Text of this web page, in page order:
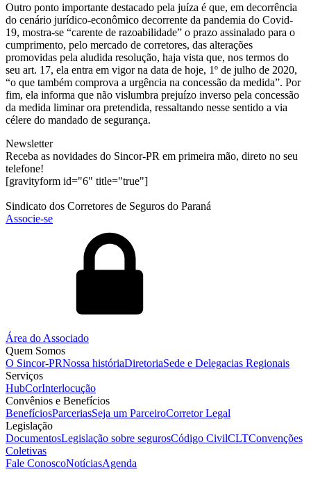
Outro ponto importante destacado pela juíza é que, em decorrência
do cenário jurídico-econômico decorrente da pandemia do Covid-
19, mostra-se “carente de razoabilidade” o prazo assinalado para o
cumprimento, pelo mercado de corretores, das alterações
promovidas pela aludida resolução, haja vista que, nos termos do
seu art. 17, ela entra em vigor na data de hoje, 1º de julho de 2020,
“o que também comprova a urgência na concessão da medida”. Por
fim, ela informa que não vislumbra prejuízo inverso pela concessão
da medida liminar ora pretendida, ressaltando nesse sentido a via
célere do mandado de segurança.
Newsletter
Receba as novidades do Sincor-PR em primeira mão, direto no seu
telefone!
[gravityform id="6" title="true"]
Sindicato dos Corretores de Seguros do Paraná
Associe-se
Área do Associado
Quem Somos
O Sincor-PRNossa históriaDiretoriaSede e Delegacias Regionais
Serviços
HubCorInterlocução
Convênios e Benefícios
BenefíciosParceriasSeja um ParceiroCorretor Legal
Legislação
DocumentosLegislação sobre segurosCódigo CivilCLTConvenções
Coletivas
Fale ConoscoNotíciasAgenda